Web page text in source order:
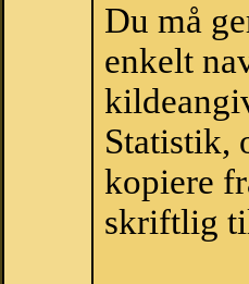
Du må
enkelt
Statistik,
kopiere
skriftlig